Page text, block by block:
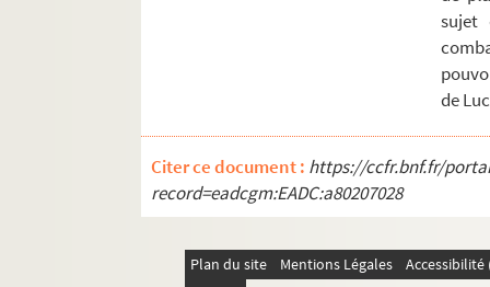
Ms Chiflet 39. Gouvernement de la
Ms Chiflet 40. « Formulaire de
Ms Chiflet 41. « Abrégé du grand
Ms Chiflet 44. « Diverses pièces
Ms Chiflet 45. « Tome 4 de papiers
Ms Chiflet 46. « Tome 6 de papiers
sujet
de
Citer ce document : https://ccfr.bnf.fr/
record=eadcgm:EADC:a80207028
Plan du site Mentions Légales